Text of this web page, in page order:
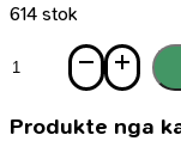
614 stok
Mburoja
Muslimanit
Produkte nga